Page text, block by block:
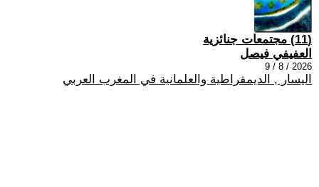
(11) مجتمعات جنائزية
العفيفي فيصل
2026 / 8 / 9
اليسار , الديمقراطية والعلمانية في المغرب العربي